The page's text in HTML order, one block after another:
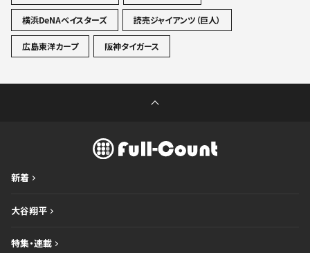
横浜DeNAベイスターズ 読売ジャイアンツ（巨人）
広島東洋カープ 阪神タイガース
新着
大谷翔平
特集・連載